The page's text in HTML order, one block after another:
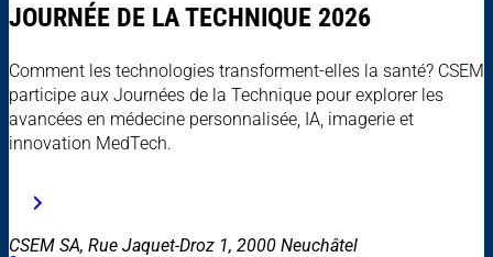
JOURNÉE DE LA TECHNIQUE 2026
Comment les technologies transforment-elles la santé? CSEM
participe aux Journées de la Technique pour explorer les
avancées en médecine personnalisée, IA, imagerie et
innovation MedTech.
CSEM SA, Rue Jaquet-Droz 1, 2000 Neuchâtel